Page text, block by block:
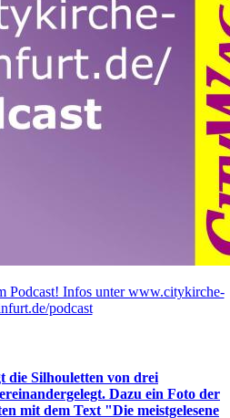
Podcast! Infos unter www.citykirche-
podcast